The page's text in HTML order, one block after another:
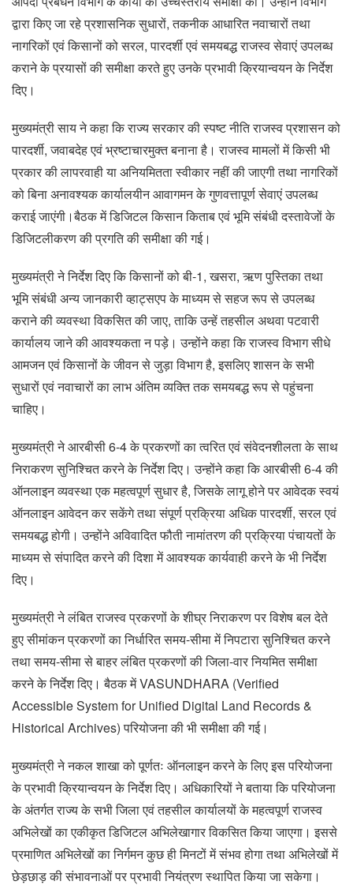
द्वारा किए जा रहे प्रशासनिक सुधारों, तकनीक आधारित नवाचारों तथा
नागरिकों एवं किसानों को सरल, पारदर्शी एवं समयबद्ध राजस्व सेवाएं उपलब्ध
कराने के प्रयासों की समीक्षा करते हुए उनके प्रभावी क्रियान्वयन के निर्देश
दिए।
मुख्यमंत्री साय ने कहा कि राज्य सरकार की स्पष्ट नीति राजस्व प्रशासन को
पारदर्शी, जवाबदेह एवं भ्रष्टाचारमुक्त बनाना है। राजस्व मामलों में किसी भी
प्रकार की लापरवाही या अनियमितता स्वीकार नहीं की जाएगी तथा नागरिकों
को बिना अनावश्यक कार्यालयीन आवागमन के गुणवत्तापूर्ण सेवाएं उपलब्ध
कराई जाएंगी।बैठक में डिजिटल किसान किताब एवं भूमि संबंधी दस्तावेजों के
डिजिटलीकरण की प्रगति की समीक्षा की गई।
मुख्यमंत्री ने निर्देश दिए कि किसानों को बी-1, खसरा, ऋण पुस्तिका तथा
भूमि संबंधी अन्य जानकारी व्हाट्सएप के माध्यम से सहज रूप से उपलब्ध
कराने की व्यवस्था विकसित की जाए, ताकि उन्हें तहसील अथवा पटवारी
कार्यालय जाने की आवश्यकता न पड़े। उन्होंने कहा कि राजस्व विभाग सीधे
आमजन एवं किसानों के जीवन से जुड़ा विभाग है, इसलिए शासन के सभी
सुधारों एवं नवाचारों का लाभ अंतिम व्यक्ति तक समयबद्ध रूप से पहुंचना
चाहिए।
मुख्यमंत्री ने आरबीसी 6-4 के प्रकरणों का त्वरित एवं संवेदनशीलता के साथ
निराकरण सुनिश्चित करने के निर्देश दिए। उन्होंने कहा कि आरबीसी 6-4 की
ऑनलाइन व्यवस्था एक महत्वपूर्ण सुधार है, जिसके लागू होने पर आवेदक स्वयं
ऑनलाइन आवेदन कर सकेंगे तथा संपूर्ण प्रक्रिया अधिक पारदर्शी, सरल एवं
समयबद्ध होगी। उन्होंने अविवादित फौती नामांतरण की प्रक्रिया पंचायतों के
माध्यम से संपादित करने की दिशा में आवश्यक कार्यवाही करने के भी निर्देश
दिए।
मुख्यमंत्री ने लंबित राजस्व प्रकरणों के शीघ्र निराकरण पर विशेष बल देते
हुए सीमांकन प्रकरणों का निर्धारित समय-सीमा में निपटारा सुनिश्चित करने
तथा समय-सीमा से बाहर लंबित प्रकरणों की जिला-वार नियमित समीक्षा
करने के निर्देश दिए। बैठक में VASUNDHARA (Verified
Accessible System for Unified Digital Land Records &
Historical Archives) परियोजना की भी समीक्षा की गई।
मुख्यमंत्री ने नकल शाखा को पूर्णतः ऑनलाइन करने के लिए इस परियोजना
के प्रभावी क्रियान्वयन के निर्देश दिए। अधिकारियों ने बताया कि परियोजना
के अंतर्गत राज्य के सभी जिला एवं तहसील कार्यालयों के महत्वपूर्ण राजस्व
अभिलेखों का एकीकृत डिजिटल अभिलेखागार विकसित किया जाएगा। इससे
प्रमाणित अभिलेखों का निर्गमन कुछ ही मिनटों में संभव होगा तथा अभिलेखों में
छेड़छाड़ की संभावनाओं पर प्रभावी नियंत्रण स्थापित किया जा सकेगा।